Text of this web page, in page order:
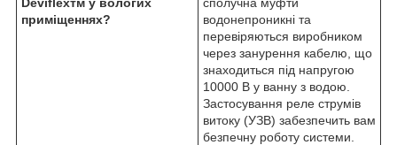
приміщеннях?
водонепроникні та
перевіряються виробником
через занурення кабелю, що
знаходиться під напругою
10000 В у ванну з водою.
Застосування реле струмів
витоку (УЗВ) забезпечить вам
безпечну роботу системи.